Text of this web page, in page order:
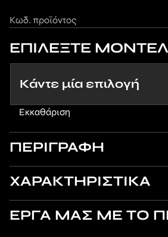
Κωδ. προϊόντος
ΕΠΙΛΕΞΤΕ
Εκκαθάριση
ΠΕΡΙΓΡΑΦΗ
ΧΑΡΑΚΤΗΡΙΣΤΙΚΑ
ΕΡΓΑ ΜΑΣ ΜΕ ΤΟ